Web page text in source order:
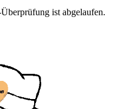
ist abgelaufen.